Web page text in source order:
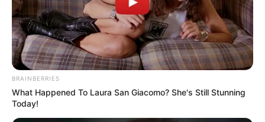
BRAINBERRIES
What Happened To Laura San Giacomo? She's Still Stunning
Today!